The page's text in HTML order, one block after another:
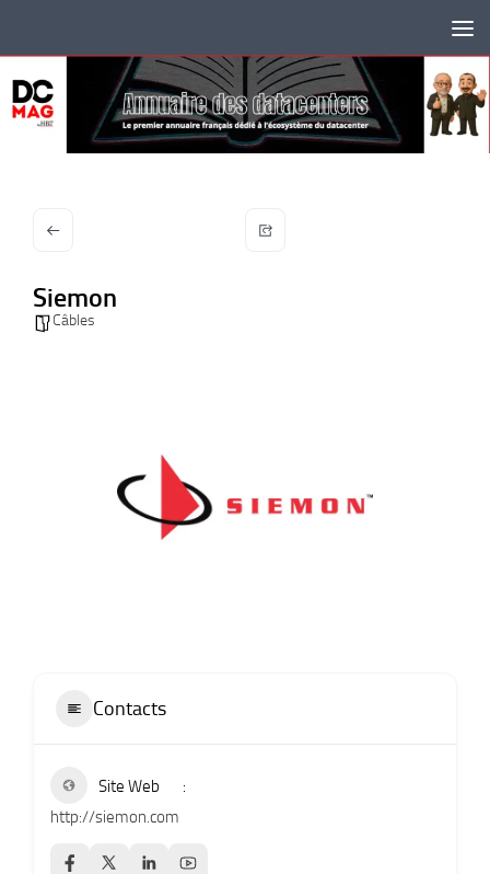
Siemon
Câbles
Contacts
Site Web
http://siemon.com